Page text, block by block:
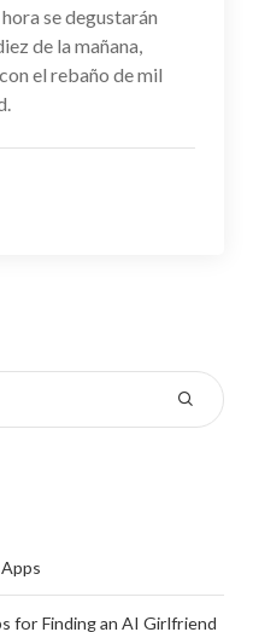
se degustarán
de la mañana,
el rebaño de mil
for Finding an AI Girlfriend